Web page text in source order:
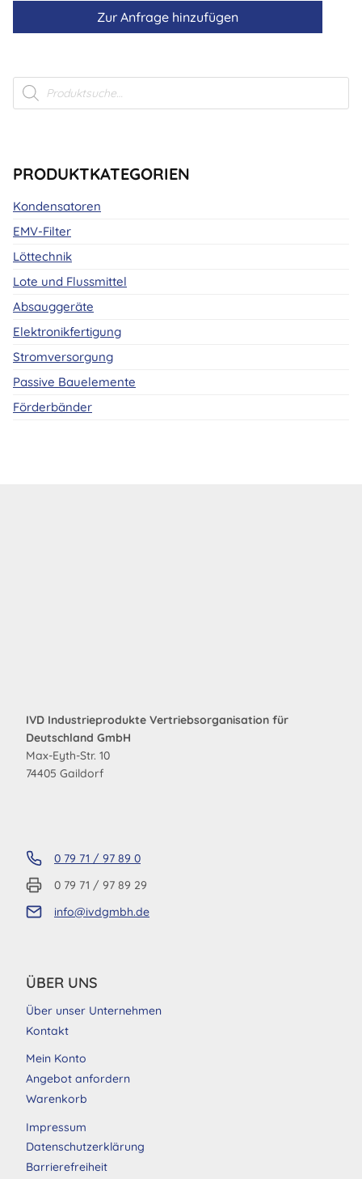
Zur Anfrage hinzufügen
Products
search
PRODUKTKATEGORIEN
Kondensatoren
EMV-Filter
Löttechnik
Lote und Flussmittel
Absauggeräte
Elektronikfertigung
Stromversorgung
Passive Bauelemente
Förderbänder
IVD Industrieprodukte Vertriebsorganisation für
Deutschland GmbH
Max-Eyth-Str. 10
74405 Gaildorf
0 79 71 / 97 89 0
0 79 71 / 97 89 29
info@ivdgmbh.de
ÜBER UNS
Über unser Unternehmen
Kontakt
Mein Konto
Angebot anfordern
Warenkorb
Impressum
Datenschutzerklärung
Barrierefreiheit